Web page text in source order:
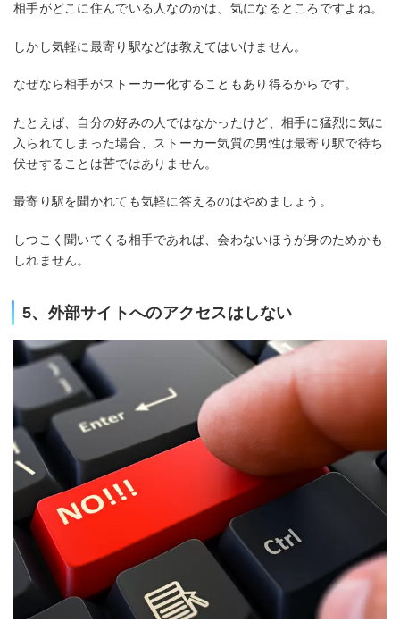
相手がどこに住んでいる人なのかは、気になるところですよね。
しかし気軽に最寄り駅などは教えてはいけません。
なぜなら相手がストーカー化することもあり得るからです。
たとえば、自分の好みの人ではなかったけど、相手に猛烈に気に
入られてしまった場合、ストーカー気質の男性は最寄り駅で待ち
伏せすることは苦ではありません。
最寄り駅を聞かれても気軽に答えるのはやめましょう。
しつこく聞いてくる相手であれば、会わないほうが身のためかも
しれません。
5、外部サイトへのアクセスはしない